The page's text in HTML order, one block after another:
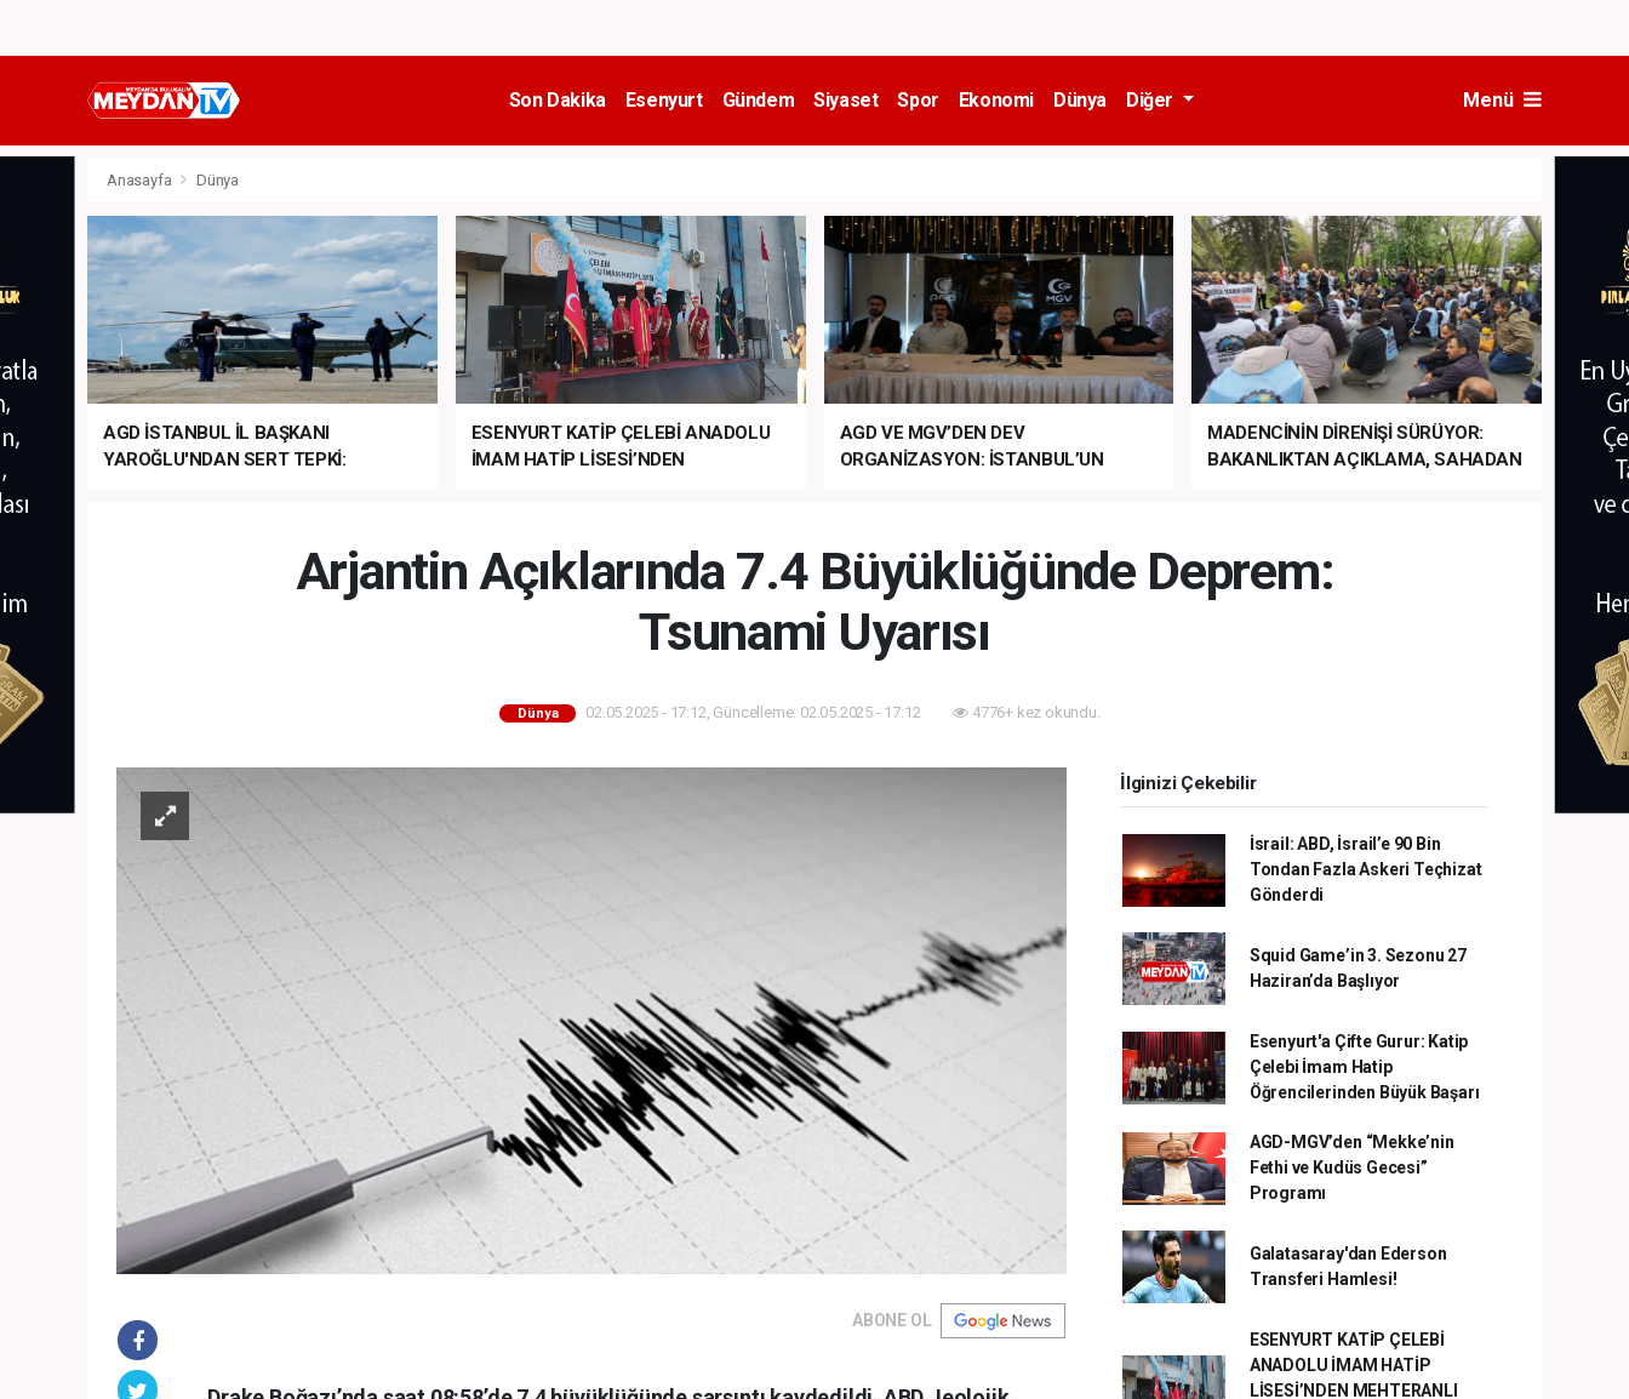
Son Dakika Esenyurt Gündem Siyaset Spor Ekonomi Dünya Diğer Menü
Anasayfa Dünya
AGD İSTANBUL İL BAŞKANI
YAROĞLU'NDAN SERT TEPKİ:
ESENYURT KATİP ÇELEBİ ANADOLU
İMAM HATİP LİSESİ’NDEN
AGD VE MGV’DEN DEV
ORGANİZASYON: İSTANBUL’UN
MADENCİNİN DİRENİŞİ SÜRÜYOR:
BAKANLIKTAN AÇIKLAMA, SAHADAN
Arjantin Açıklarında 7.4 Büyüklüğünde Deprem:
Tsunami Uyarısı
Dünya 02.05.2025 - 17:12, Güncelleme: 02.05.2025 - 17:12 4776+ kez okundu.
ABONE OL
İlginizi Çekebilir
İsrail: ABD, İsrail’e 90 Bin
Tondan Fazla Askeri Teçhizat
Gönderdi
Squid Game’in 3. Sezonu 27
Haziran’da Başlıyor
Esenyurt'a Çifte Gurur: Katip
Çelebi İmam Hatip
Öğrencilerinden Büyük Başarı
AGD-MGV’den “Mekke’nin
Fethi ve Kudüs Gecesi”
Programı
Galatasaray'dan Ederson
Transferi Hamlesi!
ESENYURT KATİP ÇELEBİ
ANADOLU İMAM HATİP
LİSESİ’NDEN MEHTERANLI